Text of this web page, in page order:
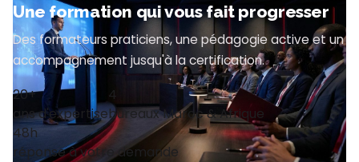
Une formation qui vous fait progresser
Des formateurs praticiens, une pédagogie active et un
accompagnement jusqu'à la certification.
20+
ans d'expertise
4
bureaux Maroc & Afrique
48h
réponse à votre demande